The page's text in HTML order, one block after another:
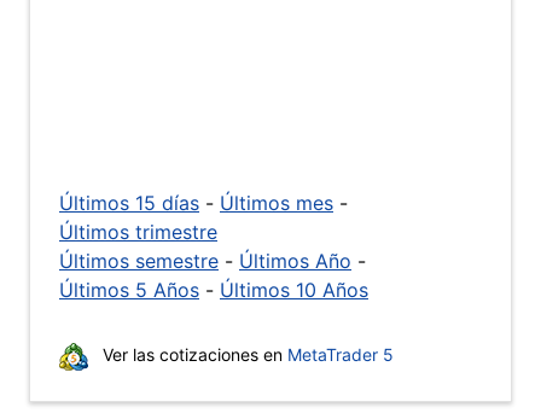
Últimos 15 días - Últimos mes -
Últimos trimestre
Últimos semestre - Últimos Año -
Últimos 5 Años - Últimos 10 Años
Ver las cotizaciones en MetaTrader 5